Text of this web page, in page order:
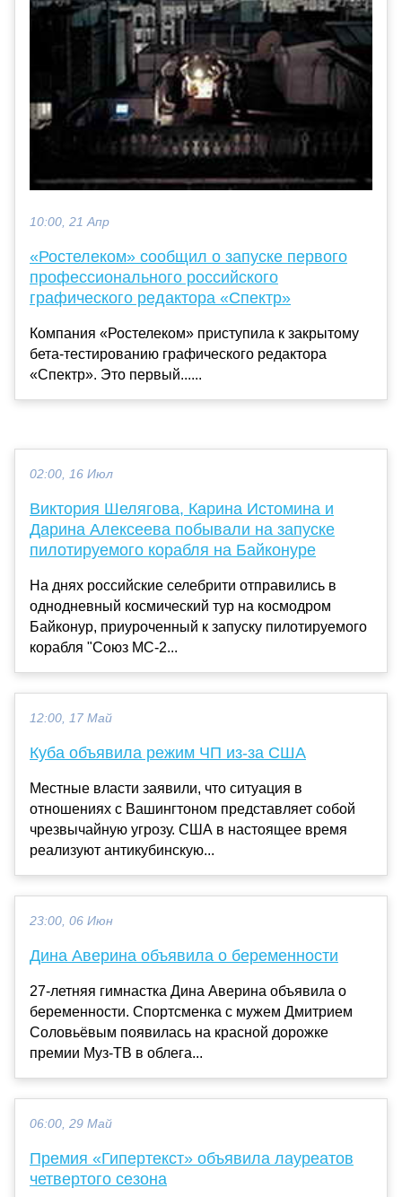
10:00, 21 Апр
«Ростелеком» сообщил о запуске первого
профессионального российского
графического редактора «Спектр»
Компания «Ростелеком» приступила к закрытому
бета-тестированию графического редактора
«Спектр». Это первый......
02:00, 16 Июл
Виктория Шелягова, Карина Истомина и
Дарина Алексеева побывали на запуске
пилотируемого корабля на Байконуре
На днях российские селебрити отправились в
однодневный космический тур на космодром
Байконур, приуроченный к запуску пилотируемого
корабля "Союз МС-2...
12:00, 17 Май
Куба объявила режим ЧП из-за США
Местные власти заявили, что ситуация в
отношениях с Вашингтоном представляет собой
чрезвычайную угрозу. США в настоящее время
реализуют антикубинскую...
23:00, 06 Июн
Дина Аверина объявила о беременности
27-летняя гимнастка Дина Аверина объявила о
беременности. Спортсменка с мужем Дмитрием
Соловьёвым появилась на красной дорожке
премии Муз-ТВ в облега...
06:00, 29 Май
Премия «Гипертекст» объявила лауреатов
четвертого сезона